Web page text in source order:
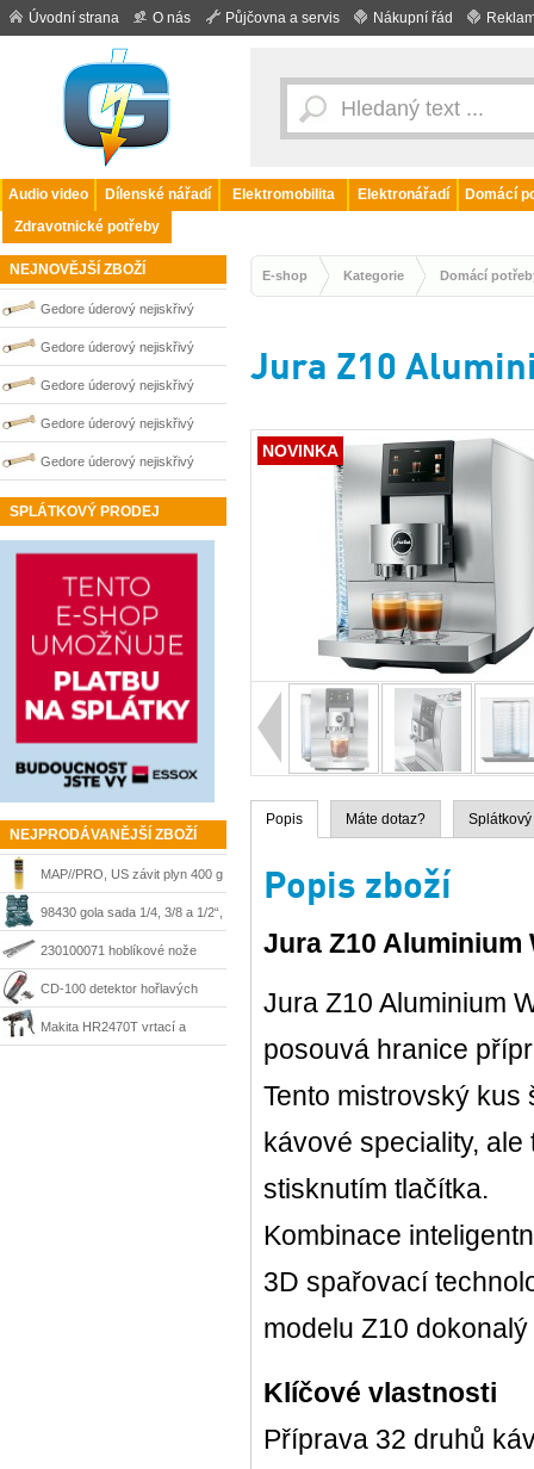
Úvodní strana O nás Půjčovna a servis Nákupní řád
Audio video Dílenské nářadí Elektromobilita Elektronářadí
Domácí
Zdravotnické potřeby
NEJNOVĚJŠÍ ZBOŽÍ
Gedore úderový nejiskřivý
plochý klíč vyhnutý 30 mm
0100251S
Gedore úderový nejiskřivý
plochý klíč vyhnutý 41 mm
0100254S
Gedore úderový nejiskřivý
plochý klíč vyhnutý 55 mm
0100257S
Gedore úderový nejiskřivý
plochý klíč vyhnutý 36 mm
0100253S
Gedore úderový nejiskřivý
plochý klíč vyhnutý 50 mm
SPLÁTKOVÝ PRODEJ
NEJPRODÁVANĚJŠÍ ZBOŽÍ
MAP//PRO, US závit plyn 400 g
Bernzomatic
98430 gola sada 1/4, 3/8 a 1/2“,
215 dílů + kufr Mannesmann
230100071 hoblíkové nože
HSS 210 mm Matrix
CD-100 detektor hořlavých
plynů Ridgid 36163
Makita HR2470T vrtací a
E-shop Kategorie Domácí
Jura Z10
NOVINKA
Popis Máte dotaz?
Popis zboží
Jura Z10
Jura Z10 Aluminium
posouvá hranice
Tento mistrovský
kávové speciality,
stisknutím tlačítka.
Kombinace
3D spařovací
modelu Z10
Klíčové vlastnosti
Příprava 32 druhů